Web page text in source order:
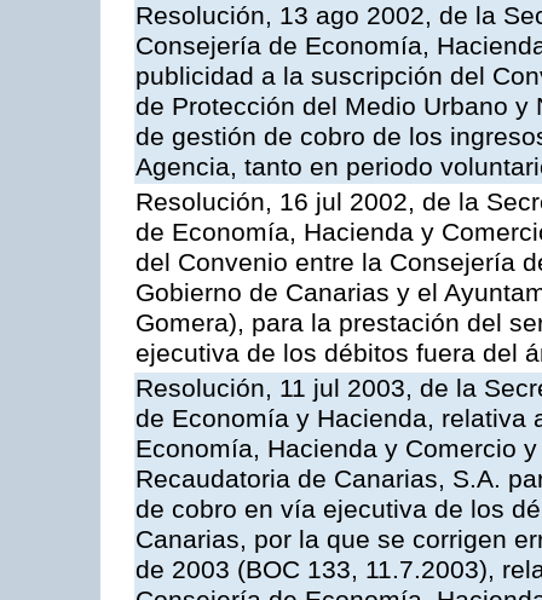
Resolución, 13 ago 2002, de la
Consejería de Economía,
publicidad a la suscripción del
de Protección del Medio Urbano
de gestión de cobro de los
Agencia, tanto en periodo
Resolución, 16 jul 2002, de la
de Economía, Hacienda y
del Convenio entre la Consejería
Gobierno de Canarias y el
Gomera), para la prestación del
ejecutiva de los débitos fuera del
Resolución, 11 jul 2003, de la
de Economía y Hacienda, relativa
Economía, Hacienda y Comercio
Recaudatoria de Canarias, S.A.
de cobro en vía ejecutiva de los
Canarias, por la que se corrigen
de 2003 (BOC 133, 11.7.2003),